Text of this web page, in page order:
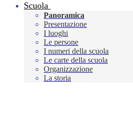
Scuola
Panoramica
Presentazione
I luoghi
Le persone
I numeri della scuola
Le carte della scuola
Organizzazione
La storia